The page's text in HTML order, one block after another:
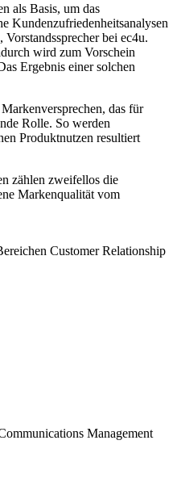
als Basis, um das
Kundenzufriedenheitsanalysen
bei ec4u.
wird zum Vorschein
Ergebnis einer solchen
das für
Rolle. So werden
Produktnutzen resultiert
zählen zweifellos die
Markenqualität vom
Customer Relationship
Management